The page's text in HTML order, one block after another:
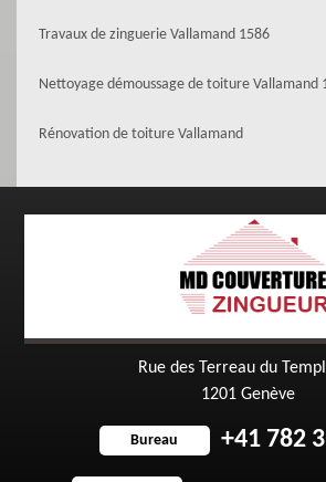
Travaux de zinguerie Vallamand 1586
Nettoyage démoussage de toiture Vallamand
Rénovation de toiture Vallamand
Rue des Terreau du
1201 Genève
Bureau +41 782